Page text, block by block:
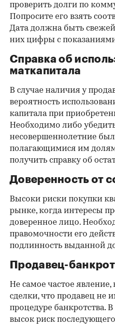
проверить долги по
Попросите его взять
Дата должна быть
них цифры с
Справка об
маткапитала
В случае наличия у
вероятность
капитала при
Необходимо либо
несовершеннолетние
полагающимися им
получить справку об
Доверенность от
Высоки риски покупки
рынке, когда интересы
доверенное лицо.
правомочности его
подлинность выданной
Продавец-
Не самое частое
сделки, что продавец не
процедуре банкротства.
высок риск